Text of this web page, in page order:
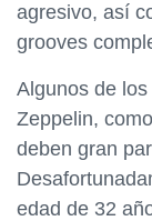
agresivo, así
grooves
Algunos de
Zeppelin,
deben gran
edad de 32